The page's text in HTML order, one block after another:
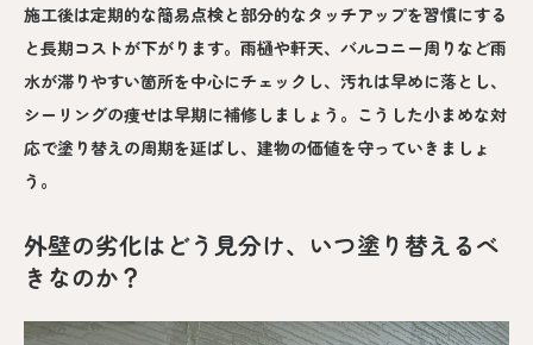
施工後は定期的な簡易点検と部分的なタッチアップを習慣にする
と長期コストが下がります。雨樋や軒天、バルコニー周りなど雨
水が滞りやすい箇所を中心にチェックし、汚れは早めに落とし、
シーリングの痩せは早期に補修しましょう。こうした小まめな対
応で塗り替えの周期を延ばし、建物の価値を守っていきましょ
う。
外壁の劣化はどう見分け、いつ塗り替えるべ
きなのか？